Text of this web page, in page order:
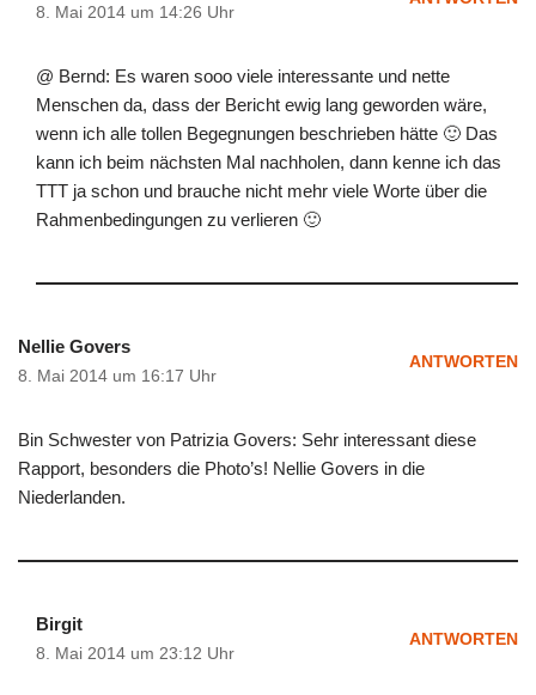
8. Mai 2014 um 14:26 Uhr
@ Bernd: Es waren sooo viele interessante und nette
Menschen da, dass der Bericht ewig lang geworden wäre,
wenn ich alle tollen Begegnungen beschrieben hätte 🙂 Das
kann ich beim nächsten Mal nachholen, dann kenne ich das
TTT ja schon und brauche nicht mehr viele Worte über die
Rahmenbedingungen zu verlieren 🙂
Nellie Govers
8. Mai 2014 um 16:17 Uhr
ANTWORTEN
Bin Schwester von Patrizia Govers: Sehr interessant diese
Rapport, besonders die Photo’s! Nellie Govers in die
Niederlanden.
Birgit
8. Mai 2014 um 23:12 Uhr
ANTWORTEN